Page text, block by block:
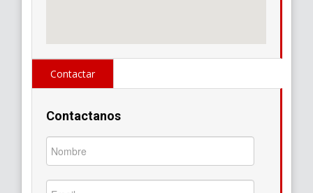
Contactar
Contactanos